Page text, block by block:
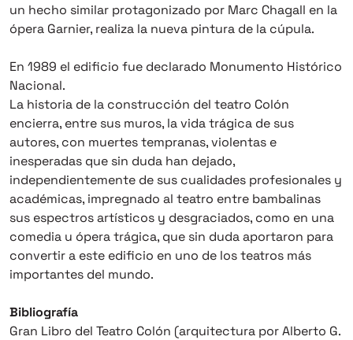
un hecho similar protagonizado por Marc Chagall en la
ópera Garnier, realiza la nueva pintura de la cúpula.
En 1989 el edificio fue declarado Monumento Histórico
Nacional.
La historia de la construcción del teatro Colón
encierra, entre sus muros, la vida trágica de sus
autores, con muertes tempranas, violentas e
inesperadas que sin duda han dejado,
independientemente de sus cualidades profesionales y
académicas, impregnado al teatro entre bambalinas
sus espectros artísticos y desgraciados, como en una
comedia u ópera trágica, que sin duda aportaron para
convertir a este edificio en uno de los teatros más
importantes del mundo.
Bibliografía
Gran Libro del Teatro Colón (arquitectura por Alberto G.